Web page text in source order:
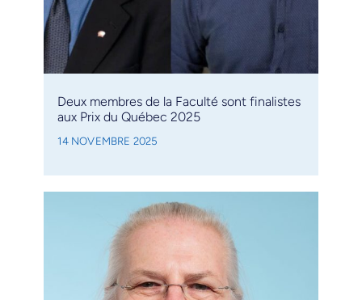
Deux membres de la Faculté sont finalistes
aux Prix du Québec 2025
14 NOVEMBRE 2025